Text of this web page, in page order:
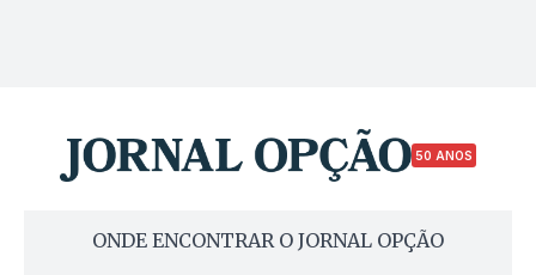
50 ANOS
ONDE ENCONTRAR O JORNAL OPÇÃO